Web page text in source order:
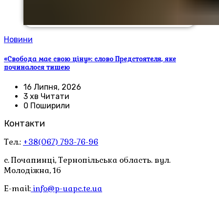
Новини
«Свобода має свою ціну»: слово Предстоятеля, яке
починалося тишею
16 Липня, 2026
3 хв Читати
0 Поширили
Контакти
Тел.: +38(067) 793-76-96
с. Почапинці, Тернопільська область. вул.
Молодіжна, 1б
E-mail: info@p-uapc.te.ua